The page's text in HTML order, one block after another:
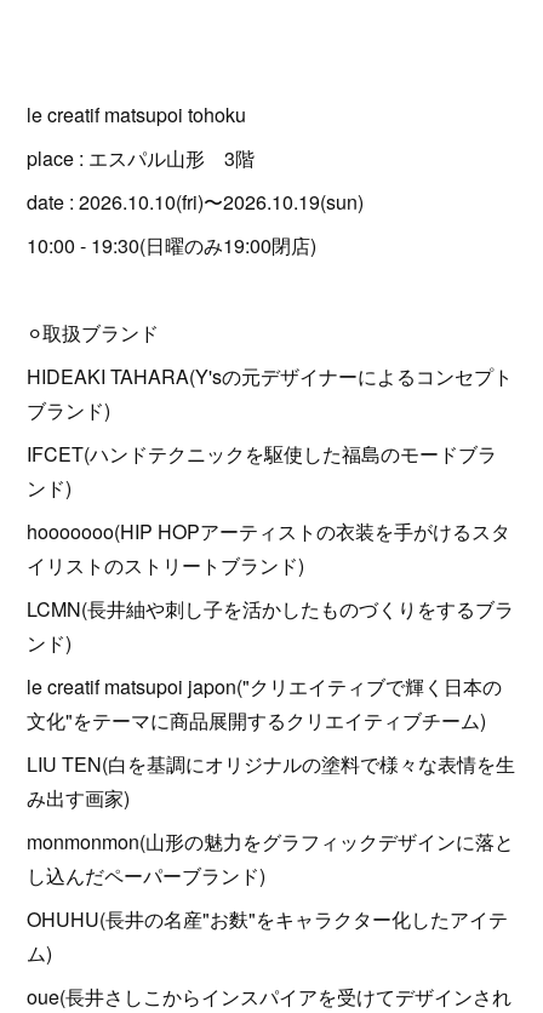
le creatif matsupoi tohoku
place : エスパル山形 3階
date : 2026.10.10(fri)〜2026.10.19(sun)
10:00 - 19:30(日曜のみ19:00閉店)
⚪︎取扱ブランド
HIDEAKI TAHARA(Y'sの元デザイナーによるコンセプト
ブランド)
IFCET(ハンドテクニックを駆使した福島のモードブラ
ンド)
hooooooo(HIP HOPアーティストの衣装を手がけるスタ
イリストのストリートブランド)
LCMN(長井紬や刺し子を活かしたものづくりをするブラ
ンド)
le creatif matsupoi japon("クリエイティブで輝く日本の
文化"をテーマに商品展開するクリエイティブチーム)
LIU TEN(白を基調にオリジナルの塗料で様々な表情を生
み出す画家)
monmonmon(山形の魅力をグラフィックデザインに落と
し込んだペーパーブランド)
OHUHU(長井の名産"お麩"をキャラクター化したアイテ
ム)
oue(長井さしこからインスパイアを受けてデザインされ